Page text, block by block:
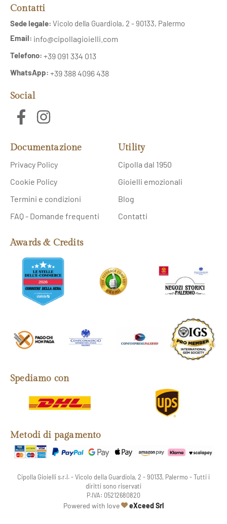
Contatti
Sede legale: Vicolo della Guardiola, 2 - 90133, Palermo
Email: info@cipollagioielli.com
Telefono: +39 091 334 013
WhatsApp: +39 388 4096 438
Social
Documentazione
Privacy Policy
Cookie Policy
Termini e condizioni
FAQ - Domande frequenti
Utility
Cipolla dal 1950
Gioielli emozionali
Blog
Contatti
Awards & Credits
Spediamo con
Metodi di pagamento
Cipolla Gioielli s.r.l. - Vicolo della Guardiola, 2 - 90133, Palermo - Tutti i
diritti sono riservati
P.IVA: 05212680820
Powered with love eXceed Srlweb agency